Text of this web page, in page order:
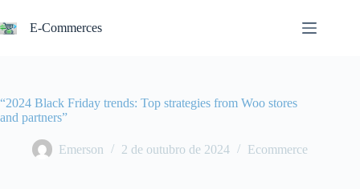
para
o
E-Commerces
“2024 Black Friday trends: Top strategies from Woo stores
and partners”
Emerson 2 de outubro de 2024 Ecommerce